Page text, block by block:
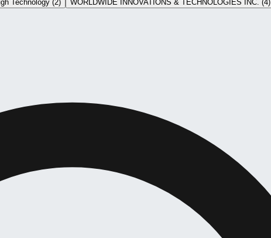
Technology (2) WORLDWIDE INNOVATIONS & TECHNOLOGIES INC. (4)